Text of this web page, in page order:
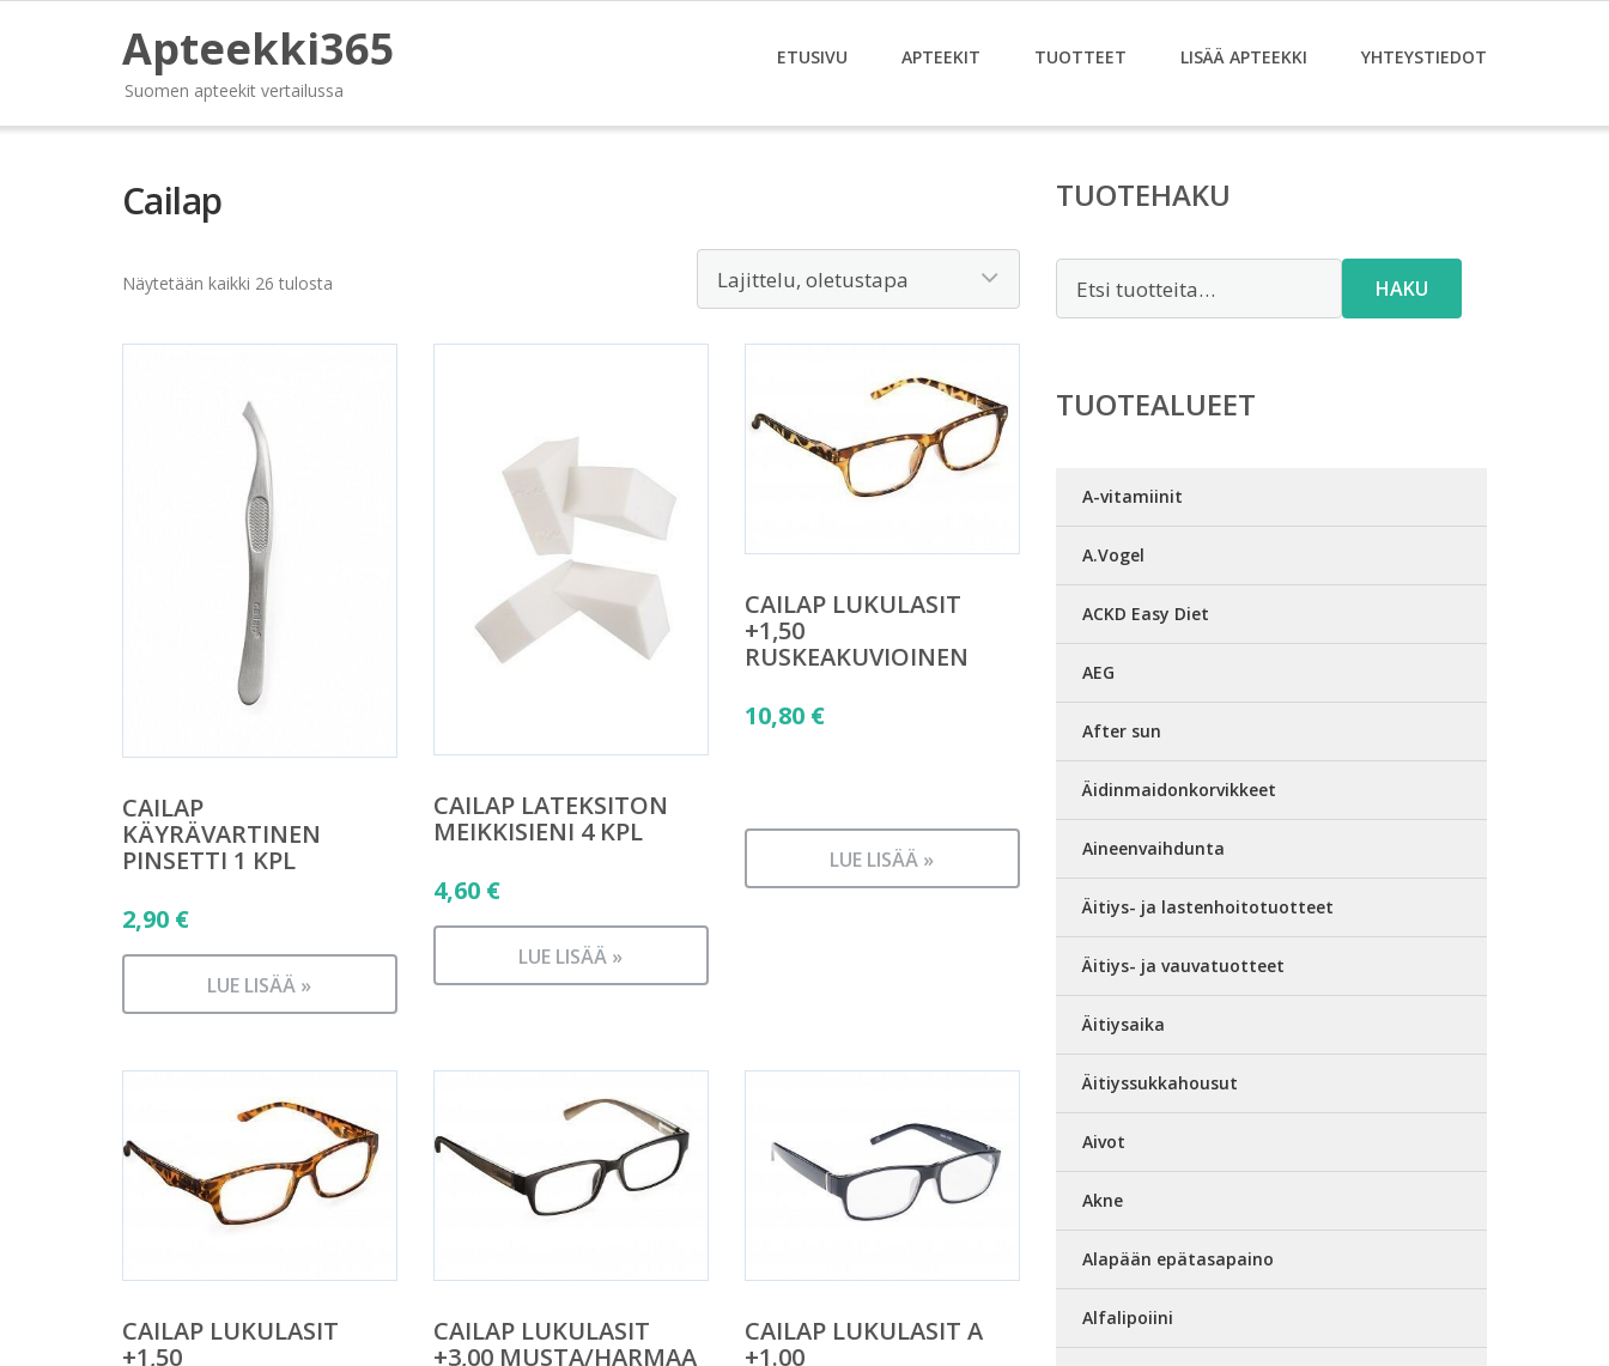
Apteekki365
Suomen apteekit vertailussa
ETUSIVU APTEEKIT TUOTTEET LISÄÄ APTEEKKI YHTEYSTIEDOT
Cailap
Näytetään kaikki 26 tulosta
CAILAP
KÄYRÄVARTINEN
PINSETTI 1 KPL
2,90 €
LUE LISÄÄ »
CAILAP LATEKSITON
MEIKKISIENI 4 KPL
4,60 €
LUE LISÄÄ »
CAILAP LUKULASIT
+1,50
RUSKEAKUVIOINEN
10,80 €
LUE LISÄÄ »
CAILAP LUKULASIT
+1,50
CAILAP LUKULASIT
+3,00 MUSTA/HARMAA
CAILAP LUKULASIT A
+1.00
TUOTEHAKU
HAKU
TUOTEALUEET
A-vitamiinit
A.Vogel
ACKD Easy Diet
AEG
After sun
Äidinmaidonkorvikkeet
Aineenvaihdunta
Äitiys- ja lastenhoitotuotteet
Äitiys- ja vauvatuotteet
Äitiysaika
Äitiyssukkahousut
Aivot
Akne
Alapään epätasapaino
Alfalipoiini